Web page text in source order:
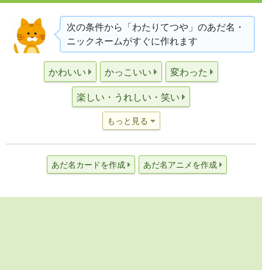
次の条件から「わたりてつや」のあだ名・
ニックネームがすぐに作れます
かわいい かっこいい 変わった
楽しい・うれしい・笑い
もっと見る
あだ名カードを作成 あだ名アニメを作成